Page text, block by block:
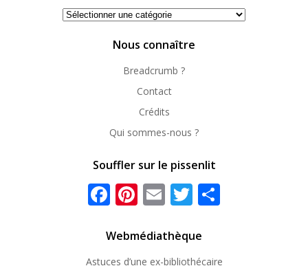
Se
Nous connaître
Breadcrumb ?
Contact
Crédits
Qui sommes-nous ?
Souffler sur le pissenlit
Facebook
Pinterest
EmailTwitter
Webmédiathèque
Astuces d’une ex-bibliothécaire